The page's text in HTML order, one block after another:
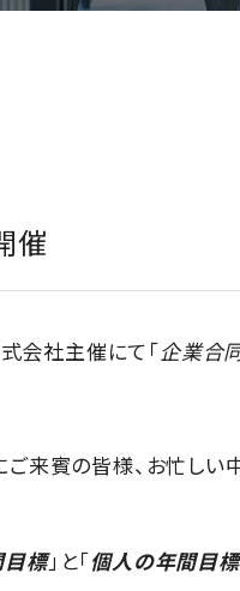
催
会社主催にて「企業合
来賓の皆様、お忙しい
標」と「個人の年間目標